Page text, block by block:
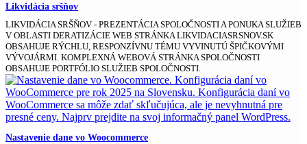
Likvidácia sršňov
LIKVIDÁCIA SRŠŇOV - PREZENTÁCIA SPOLOČNOSTI A PONUKA SLUŽIEB
V OBLASTI DERATIZÁCIE WEB STRÁNKA LIKVIDACIASRSNOV.SK
OBSAHUJE RÝCHLU, RESPONZÍVNU TÉMU VYVINUTÚ ŠPIČKOVÝMI
VÝVOJÁRMI. KOMPLEXNÁ WEBOVÁ STRÁNKA SPOLOČNOSTI
OBSAHUJE PORTFÓLIO SLUŽIEB SPOLOČNOSTI.
Nastavenie dane vo Woocommerce